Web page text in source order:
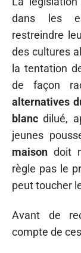
dans les
restreindre
des cultures
la tentation
de façon
alternatives
blanc dilué,
jeunes
maison doit
règle pas le
peut toucher
Avant de
compte de